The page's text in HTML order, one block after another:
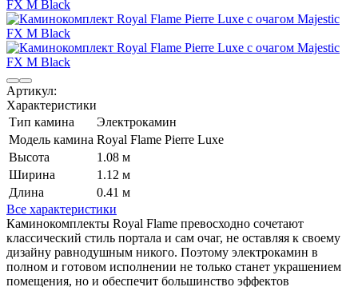
Артикул:
Характеристики
Тип камина
Электрокамин
Модель камина Royal Flame Pierre Luxe
Высота
1.08 м
Ширина
1.12 м
Длина
0.41 м
Все характеристики
Каминокомплекты Royal Flame превосходно сочетают
классический стиль портала и сам очаг, не оставляя к своему
дизайну равнодушным никого. Поэтому электрокамин в
полном и готовом исполнении не только станет украшением
помещения, но и обеспечит большинство эффектов